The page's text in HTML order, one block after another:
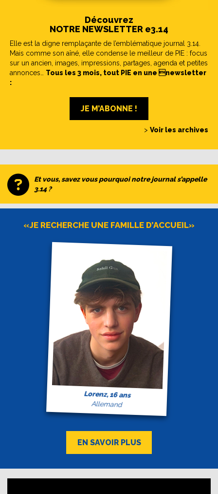
Découvrez
NOTRE NEWSLETTER e3.14
Elle est la digne remplaçante de l’emblématique journal 3.14.
Mais comme son aîné, elle condense le meilleur de PIE : focus
sur un ancien, images, impressions, partages, agenda et petites
annonces… Tous les 3 mois, tout PIE en une newsletter
:
JE M’ABONNE !
> Voir les archives
Et vous, savez vous pourquoi notre journal s’appelle
3.14 ?
«JE RECHERCHE UNE FAMILLE D’ACCUEIL»
Lorenz, 16 ans
Allemand
EN SAVOIR PLUS